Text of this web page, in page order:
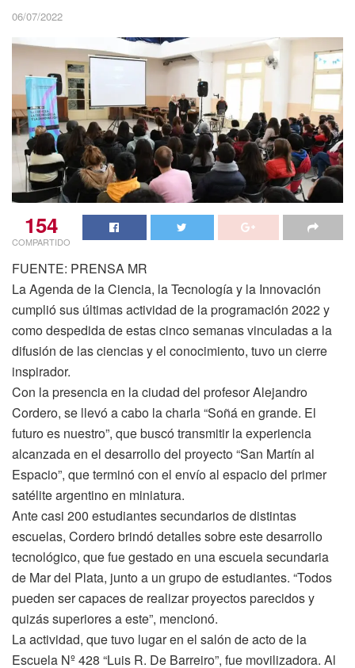
06/07/2022
154
COMPARTIDO
FUENTE: PRENSA MR
La Agenda de la Ciencia, la Tecnología y la Innovación
cumplió sus últimas actividad de la programación 2022 y
como despedida de estas cinco semanas vinculadas a la
difusión de las ciencias y el conocimiento, tuvo un cierre
inspirador.
Con la presencia en la ciudad del profesor Alejandro
Cordero, se llevó a cabo la charla “Soñá en grande. El
futuro es nuestro”, que buscó transmitir la experiencia
alcanzada en el desarrollo del proyecto “San Martín al
Espacio”, que terminó con el envío al espacio del primer
satélite argentino en miniatura.
Ante casi 200 estudiantes secundarios de distintas
escuelas, Cordero brindó detalles sobre este desarrollo
tecnológico, que fue gestado en una escuela secundaria
de Mar del Plata, junto a un grupo de estudiantes. “Todos
pueden ser capaces de realizar proyectos parecidos y
quizás superiores a este”, mencionó.
La actividad, que tuvo lugar en el salón de acto de la
Escuela Nº 428 “Luis R. De Barreiro”, fue movilizadora. Al